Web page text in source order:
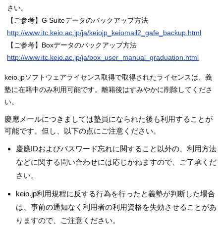
さい。
【ご参考】G Suiteデータのバックアップ方法
http://www.itc.keio.ac.jp/ja/keiojp_keiomail2_gafe_backup.html
【ご参考】Boxデータのバックアップ方法
http://www.itc.keio.ac.jp/ja/box_user_manual_graduation.html
keio.jpソフトウェアライセンス取得で取得されたライセンスは、義
塾に在籍中のみ利用可能です。離籍後はすみやかに削除してくださ
い。
慶應メールにつきましては塾員になられた後も利用することが
可能です。但し、以下の点にご注意ください。
慶應IDおよびパスワード忘れに関すること以外の、利用方法
などに関する問い合わせには応じかねますので、ご了承くだ
さい。
keio.jp利用規程に反する行為を行ったと義塾が判断した場合
は、事前の通知なく利用者の利用資格を失効させることがあ
りますので、ご注意ください。